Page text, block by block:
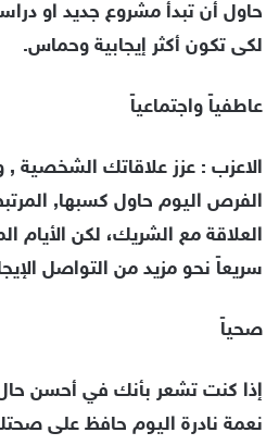
حاول أن تبدأ مشروع جديد او
لكى تكون أكثر إيجابية وحماس.
عاطفياً واجتماعياً
الاعزب : عزز علاقاتك الشخصية
الفرص اليوم حاول كسبها,
العلاقة مع الشريك، لكن الأيام
سريعاً نحو مزيد من التواصل
صحياً
إذا كنت تشعر بأنك في أحسن
نعمة نادرة اليوم حافظ على